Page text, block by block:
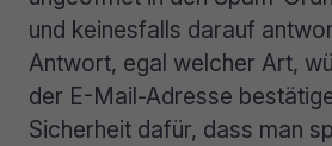
und keinesfalls darauf
Antwort, egal welcher Art,
der E-Mail-Adresse
Sicherheit dafür, dass man